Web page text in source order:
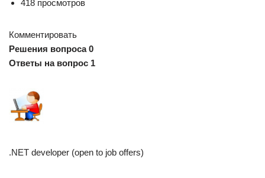
418 просмотров
Комментировать
Решения вопроса 0
Ответы на вопрос 1
.NET developer (open to job offers)